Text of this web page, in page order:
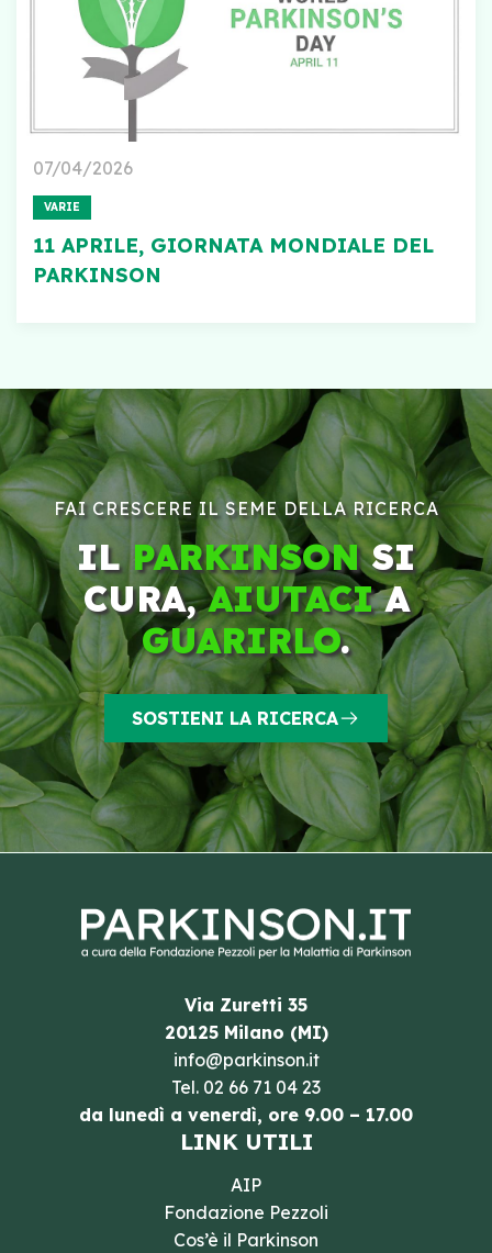
07/04/2026
VARIE
11 APRILE, GIORNATA MONDIALE DEL
PARKINSON
FAI CRESCERE IL SEME DELLA RICERCA
ILPARKINSONSI
CURA,AIUTACIA
GUARIRLO.
SOSTIENI LA RICERCA
Via Zuretti 35
20125 Milano (MI)
info@parkinson.it
Tel. 02 66 71 04 23
da lunedì a venerdì, ore 9.00 – 17.00
LINK UTILI
AIP
Fondazione Pezzoli
Cos’è il Parkinson